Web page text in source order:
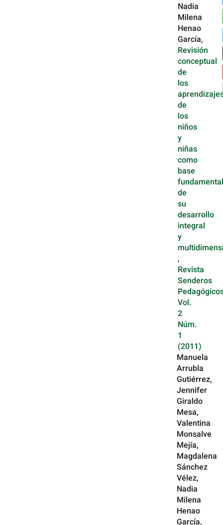
Nadia
Milena
Henao
García,
Revisión
conceptual
de
los
de
los
niños
y
niñas
como
base
fundamental
de
su
desarrollo
integral
y
,
Revista
Senderos
Vol.
2
Núm.
1
(2011)
Manuela
Arrubla
Gutiérrez,
Jennifer
Giraldo
Mesa,
Valentina
Monsalve
Mejía,
Magdalena
Sánchez
Vélez,
Nadia
Milena
Henao
García,